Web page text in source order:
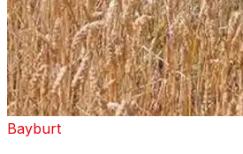
Bayburt